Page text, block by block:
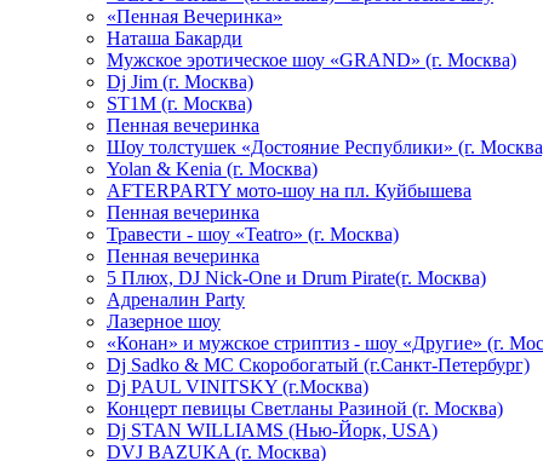
«Пенная Вечеринка»
Hаташа Бакарди
Мужское эротическое шоу «GRAND» (г. Москва)
Dj Jim (г. Москва)
ST1M (г. Москва)
Пенная вечеринка
Шоу толстушек «Достояние Республики» (г.
Yolan & Kenia (г. Москва)
AFTERPARTY мото-шоу на пл. Куйбышева
Пенная вечеринка
Травести - шоу «Teatro» (г. Москва)
Пенная вечеринка
5 Плюх, DJ Nick-One и Drum Pirate(г. Москва)
Адреналин Party
Лазерное шоу
«Конан» и мужское стриптиз - шоу «Другие» (г.
Dj Sadko & МС Скоробогатый (г.Санкт-Петербург)
Dj PAUL VINITSKY (г.Москва)
Концерт певицы Светланы Разиной (г. Москва)
Dj STAN WILLIAMS (Нью-Йорк, USA)
DVJ BAZUKA (г. Москва)